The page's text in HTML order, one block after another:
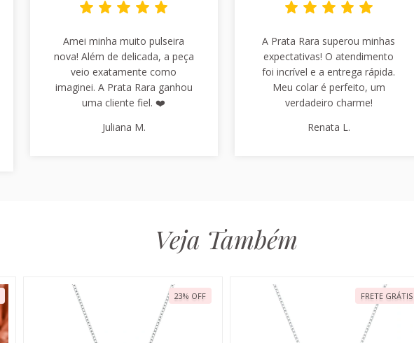
Amei minha muito pulseira
nova! Além de delicada, a peça
veio exatamente como
imaginei. A Prata Rara ganhou
uma cliente fiel. ❤️
Juliana M.
A Prata Rara superou minhas
expectativas! O atendimento
foi incrível e a entrega rápida.
Meu colar é perfeito, um
verdadeiro charme!
Renata L.
Veja Também
23% OFF FRETE GRÁTIS